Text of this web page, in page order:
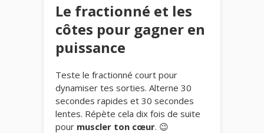
Le fractionné et les
côtes pour gagner en
puissance
Teste le fractionné court pour
dynamiser tes sorties. Alterne 30
secondes rapides et 30 secondes
lentes. Répète cela dix fois de suite
pour muscler ton cœur. 😉